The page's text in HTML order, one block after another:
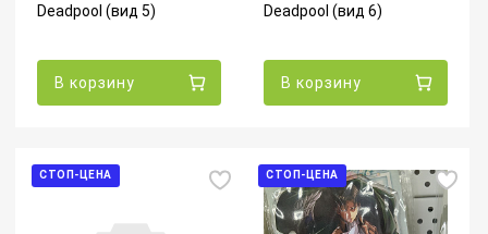
Deadpool (вид 5)
В корзину
Deadpool (вид 6)
В корзину
СТОП-ЦЕНА СТОП-ЦЕНА